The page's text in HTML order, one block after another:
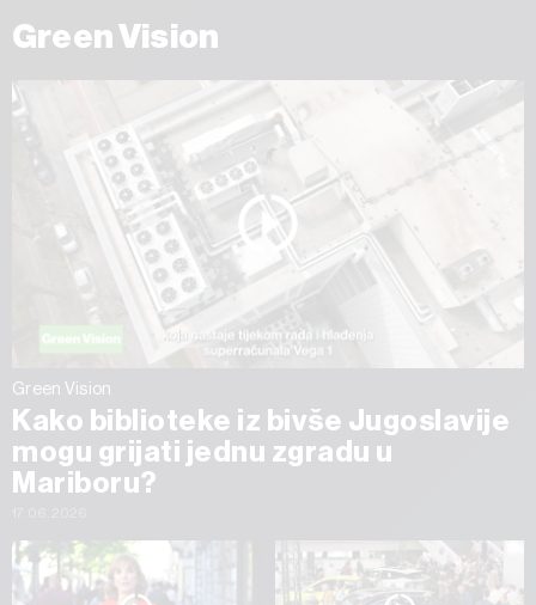
Green Vision
Green Vision
Kako biblioteke iz bivše Jugoslavije
mogu grijati jednu zgradu u
Mariboru?